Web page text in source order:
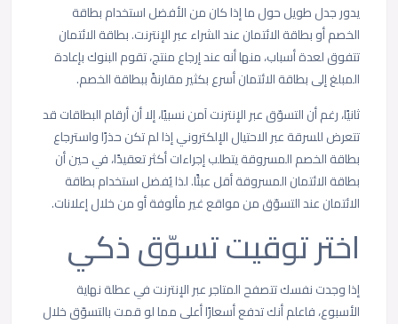
يدور جدل طويل حول ما إذا كان من الأفضل استخدام بطاقة
الخصم أو بطاقة الائتمان عند الشراء عبر الإنترنت. بطاقة الائتمان
تتفوق لعدة أسباب، منها أنه عند إرجاع منتج، تقوم البنوك بإعادة
المبلغ إلى بطاقة الائتمان أسرع بكثير مقارنةً ببطاقة الخصم.
ثانيًا، رغم أن التسوّق عبر الإنترنت آمن نسبيًا، إلا أن أرقام البطاقات قد
تتعرض للسرقة عبر الاحتيال الإلكتروني إذا لم تكن حذرًا واسترجاع
بطاقة الخصم المسروقة يتطلب إجراءات أكثر تعقيدًا، في حين أن
بطاقة الائتمان المسروقة أقل عبئًا. لذا يُفضل استخدام بطاقة
الائتمان عند التسوّق من مواقع غير مألوفة أو من خلال إعلانات.
اختر توقيت تسوّق ذكي
إذا وجدت نفسك تتصفح المتاجر عبر الإنترنت في عطلة نهاية
الأسبوع، فاعلم أنك تدفع أسعارًا أعلى مما لو قمت بالتسوّق خلال